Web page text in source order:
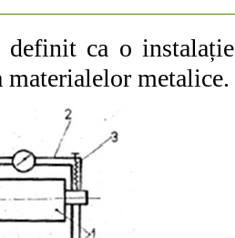
definit ca o instalație
materialelor metalice.